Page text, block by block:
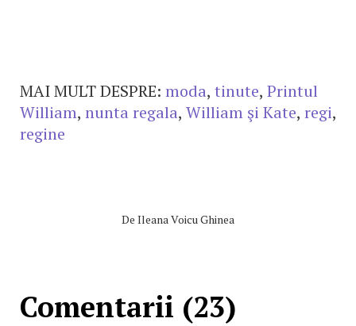
MAI MULT DESPRE: moda, tinute, Printul
William, nunta regala, William şi Kate, regi,
regine
De Ileana Voicu Ghinea
Comentarii (23)